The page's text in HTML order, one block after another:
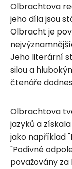
Olbrachtova
jeho díla jsou
Olbracht je
Jeho literární
silou a
čtenáře
Olbrachtova
jazyků a
jako například
"Podivné
považovány